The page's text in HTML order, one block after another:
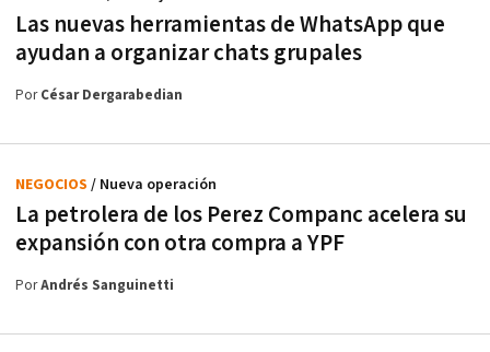
Las nuevas herramientas de WhatsApp que
ayudan a organizar chats grupales
PorCésar Dergarabedian
La petrolera de los Perez Companc acelera su
expansión con otra compra a YPF
NEGOCIOS / Nueva operación
PorAndrés Sanguinetti